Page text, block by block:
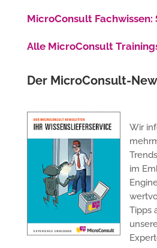
MicroConsult
Alle MicroConsult
Der MicroConsult-
Wir
im
Tipps